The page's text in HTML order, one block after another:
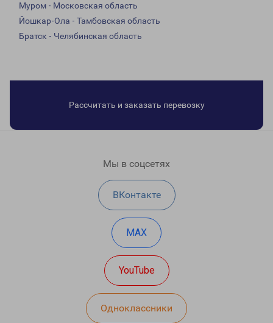
Муром - Московская область
Йошкар-Ола - Тамбовская область
Братск - Челябинская область
Рассчитать и заказать перевозку
Мы в соцсетях
ВКонтакте
MAX
YouTube
Одноклассники